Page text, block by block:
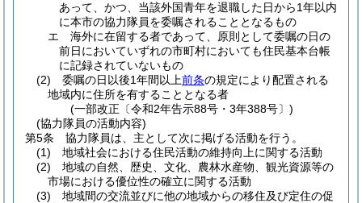
あって、かつ、当該外国青年を退職した日から1年以内
に本市の協力隊員を委嘱されることとなるもの
エ
海外に在留する者であって、原則として委嘱の日の
前日においていずれの市町村においても住民基本台帳
に記録されていないもの
(2)
委嘱の日以後1年間以上前条の規定により配置される
地域内に住所を有することとなる者
(一部改正〔令和2年告示88号・3年388号〕)
(協力隊員の活動内容)
第5条
協力隊員は、主として次に掲げる活動を行う。
(1)
地域社会における住民活動の維持向上に関する活動
(2)
地域の自然、歴史、文化、農林水産物、観光資源等の
市場における優位性の確立に関する活動
(3)
地域間の交流並びに他の地域からの移住及び定住の促